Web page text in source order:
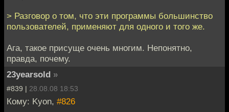
> Разговор о том, что эти программы большинство
пользователей, применяют для одного и того же.
Ага, такое присуще очень многим. Непонятно,
правда, почему.
23yearsold »
#839 | 28.08.08 18:53
Кому: Kyon, #826